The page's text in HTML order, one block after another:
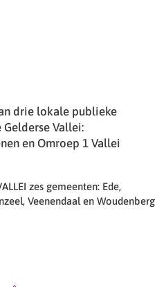
drie lokale publieke
Vallei:
en Omroep 1 Vallei
zes gemeenten: Ede,
Veenendaal en Woudenberg